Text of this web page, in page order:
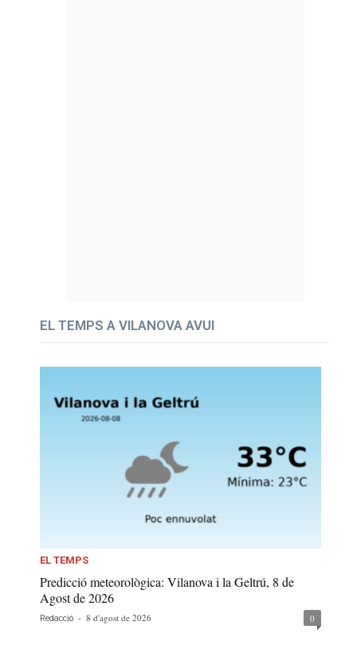
EL TEMPS A VILANOVA AVUI
EL TEMPS
Predicció meteorològica: Vilanova i la Geltrú, 8 de
Agost de 2026
Redacció - 8 d'agost de 2026 0